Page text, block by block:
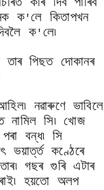
ক'লে কিতাপখন
ক' লে৷
তাৰ পিছত দোকানৰ
নৱাৰুণে ভাবিলে
নামিল সি৷ খোজ
বন্ধ৷ সি
ভয়াৰ্ত্ত কণ্ঠেৰে
গছৰ গুৰি এটাৰ
হয়তো অলপ